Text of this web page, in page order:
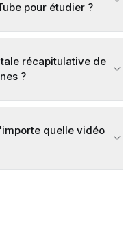
pour étudier ?
récapitulative de
?
quelle vidéo